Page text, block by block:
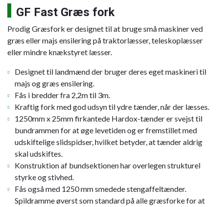
GF Fast Græs fork
Prodig Græsfork er designet til at bruge små maskiner ved
græs eller majs ensilering på traktorlæsser, teleskoplæsser
eller mindre knækstyret læsser.
Designet til landmænd der bruger deres eget maskineri til
majs og græs ensilering.
Fås i bredder fra 2,2m til 3m.
Kraftig fork med god udsyn til ydre tænder, når der læsses.
1250mm x 25mm firkantede Hardox-tænder er svejst til
bundrammen for at øge levetiden og er fremstillet med
udskiftelige slidspidser, hvilket betyder, at tænder aldrig
skal udskiftes.
Konstruktion af bundsektionen har overlegen strukturel
styrke og stivhed.
Fås også med 1250 mm smedede stengaffeltænder.
Spildramme øverst som standard på alle græsforke for at